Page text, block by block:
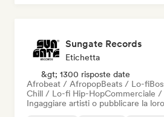
Sungate Records
Etichetta
&gt; 1300 risposte date
Afrobeat / AfropopBeats / Lo-fi
Chill / Lo-fi Hip-HopCommerciale /
Ingaggiare artisti o pubblicare la